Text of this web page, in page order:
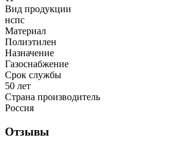
Вид продукции
нспс
Материал
Полиэтилен
Назначение
Газоснабжение
Срок службы
50 лет
Страна производитель
Россия
Отзывы